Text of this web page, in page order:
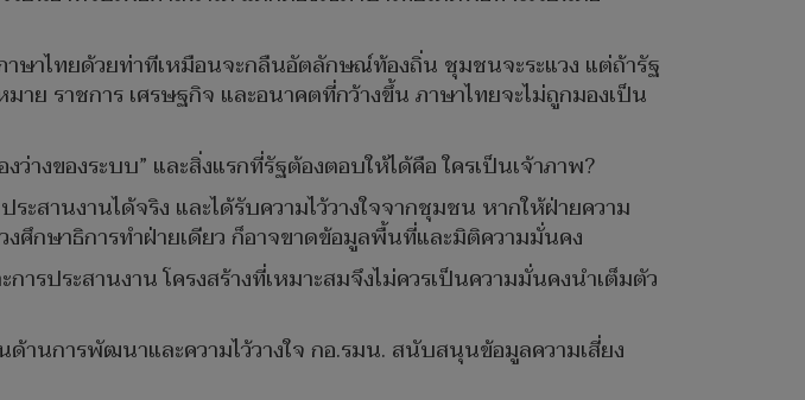
าษาไทยด้วยท่าทีเหมือนจะกลืนอัตลักษณ์ท้องถิ่น ชุมชนจะระแวง แต่ถ้ารัฐ
ย ราชการ เศรษฐกิจ และอนาคตที่กว้างขึ้น ภาษาไทยจะไม่ถูกมองเป็น
ว่างของระบบ” และสิ่งแรกที่รัฐต้องตอบให้ได้คือ ใครเป็นเจ้าภาพ?
สานงานได้จริง และได้รับความไว้วางใจจากชุมชน หากให้ฝ่ายความ
ศึกษาธิการทำฝ่ายเดียว ก็อาจขาดข้อมูลพื้นที่และมิติความมั่นคง
ประสานงาน โครงสร้างที่เหมาะสมจึงไม่ควรเป็นความมั่นคงนำเต็มตัว
านการพัฒนาและความไว้วางใจ กอ.รมน. สนับสนุนข้อมูลความเสี่ยง